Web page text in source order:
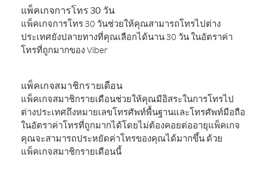
แพ็คเกจการโทร 30 วัน
แพ็คเกจการโทร 30 วันช่วยให้คุณสามารถโทรไปต่าง
ประเทศยังปลายทางที่คุณเลือกได้นาน 30 วัน ในอัตราค่า
โทรที่ถูกมากของ Viber
แพ็คเกจสมาชิกรายเดือน
แพ็คเกจสมาชิกรายเดือนช่วยให้คุณมีอิสระในการโทรไป
ต่างประเทศถึงหมายเลขโทรศัพท์พื้นฐานและโทรศัพท์มือถือ
ในอัตราค่าโทรที่ถูกมากได้โดยไม่ต้องคอยต่ออายุแพ็คเกจ
คุณจะสามารถประหยัดค่าโทรของคุณได้มากขึ้น ด้วย
แพ็คเกจสมาชิกรายเดือนนี้